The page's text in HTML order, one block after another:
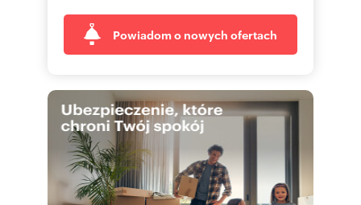
Powiadom o nowych ofertach